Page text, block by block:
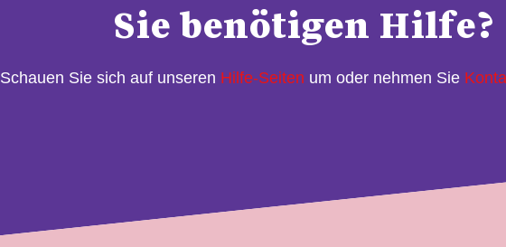
Sie benötigen Hilfe?
Schauen Sie sich auf unseren Hilfe-Seiten um oder nehmen Sie